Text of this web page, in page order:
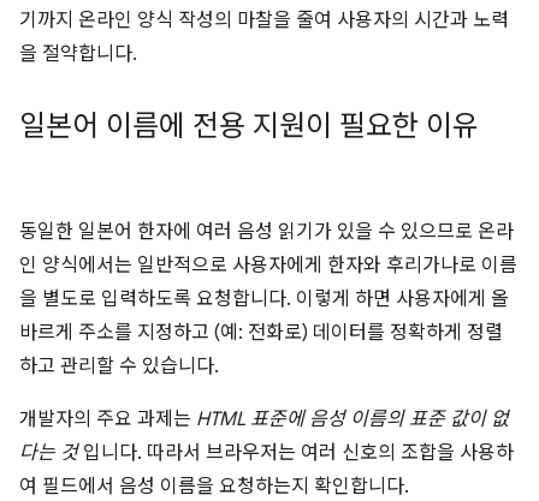
기까지 온라인 양식 작성의 마찰을 줄여 사용자의 시간과 노력
을 절약합니다.
일본어 이름에 전용 지원이 필요한 이유
동일한 일본어 한자에 여러 음성 읽기가 있을 수 있으므로 온라
인 양식에서는 일반적으로 사용자에게 한자와 후리가나로 이름
을 별도로 입력하도록 요청합니다. 이렇게 하면 사용자에게 올
바르게 주소를 지정하고 (예: 전화로) 데이터를 정확하게 정렬
하고 관리할 수 있습니다.
개발자의 주요 과제는 HTML 표준에 음성 이름의 표준 값이 없
다는 것입니다. 따라서 브라우저는 여러 신호의 조합을 사용하
여 필드에서 음성 이름을 요청하는지 확인합니다.